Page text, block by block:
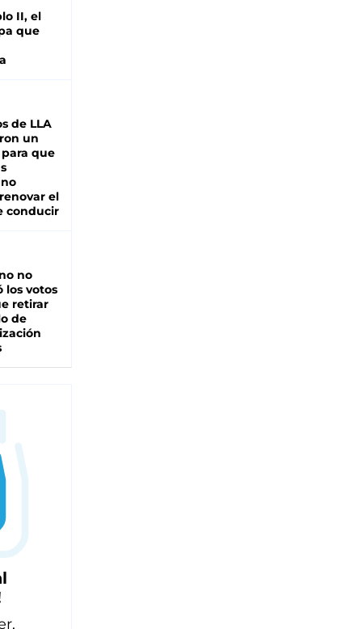
II, el
que
de LLA
un
que
el
conducir
no
los votos
retirar
de